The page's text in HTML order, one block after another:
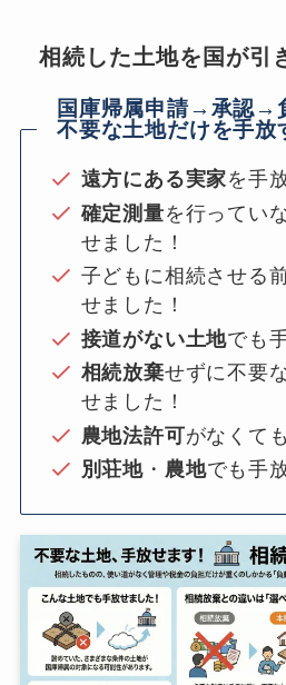
相続した土地を国が引
国庫帰属申請→承認→
不要な土地だけを手放
遠方にある実家を手
確定測量を行ってい
せました！
子どもに相続させる
せました！
接道がない土地でも
相続放棄せずに不要
せました！
農地法許可がなくて
別荘地 ・ 農地でも手